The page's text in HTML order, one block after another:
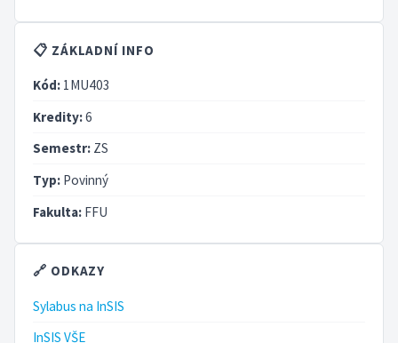
📋 ZÁKLADNÍ INFO
Kód: 1MU403
Kredity:6
Semestr: ZS
Typ: Povinný
Fakulta: FFU
🔗 ODKAZY
Sylabus na InSIS
InSIS VŠE